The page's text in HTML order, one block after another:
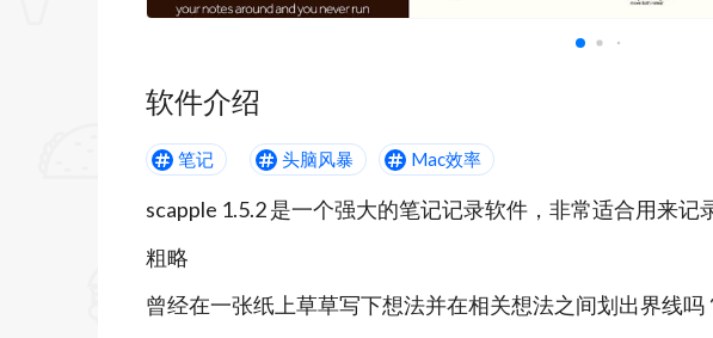
软件介绍
笔记 头脑风暴 Mac效率
scapple 1.5.2 是一个强大的笔记记录软件，非常适合用来记
粗略
曾经在一张纸上草草写下想法并在相关想法之间划出界线吗